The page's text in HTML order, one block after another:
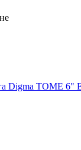
Digma TOME 6"